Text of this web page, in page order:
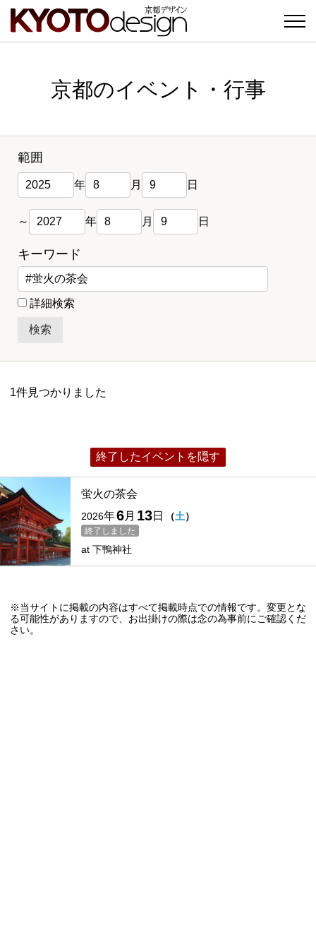
京都のイベント・行事
範囲
年 月 日
～ 年 月 日
キーワード
詳細検索
カテゴリー
行列・パレード
即売会・フェア
スポーツ
グルメ
ペット・動物
催し
1件見つかりました
終了したイベントを隠す
蛍火の茶会
終了しました
2026年6月 13日 （土）
at 下鴨神社
※当サイトに掲載の内容はすべて掲載時点での情報です。変更とな
る可能性がありますので、お出掛けの際は念の為事前にご確認くだ
さい。